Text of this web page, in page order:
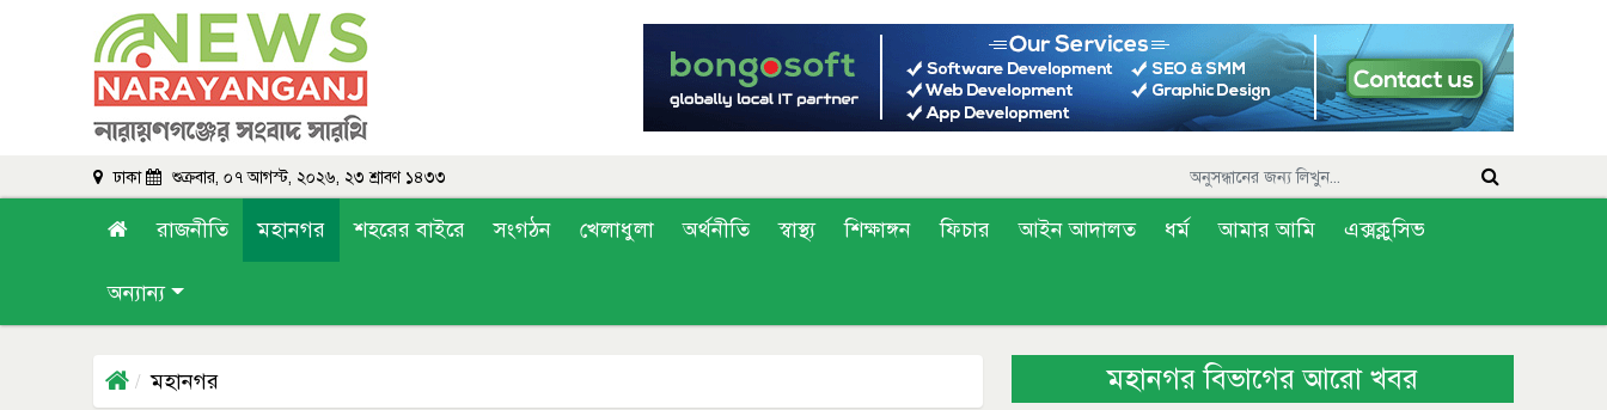
ঢাকা শুক্রবার, ০৭ আগস্ট, ২০২৬, ২৩ শ্রাবণ ১৪৩৩
রাজনীতি মহানগর শহরের বাইরে সংগঠন খেলাধুলা অর্থনীতি স্বাস্থ্য শিক্ষাঙ্গন ফিচার আইন আদালত ধর্ম আমার আমি এক্সক্লুসিভ
অন্যান্য
মহানগর মহানগর বিভাগের আরো খবর